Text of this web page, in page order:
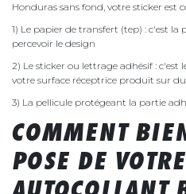
Honduras sans fond, votre sticker est
1) Le papier de transfert (tep) : c'est
percevoir le design
2) Le sticker ou lettrage adhésif : c'est
votre surface réceptrice produit sur
3) La pellicule protégeant la partie
COMMENT
POSE DE VOTRE